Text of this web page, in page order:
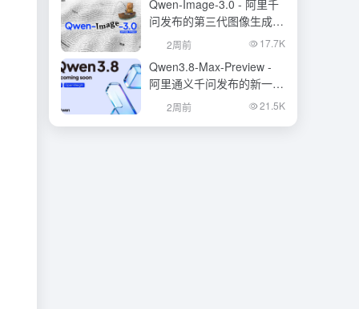
Qwen-Image-3.0 - 阿里千
问发布的第三代图像生成基
础模型
2周前 17.7K
Qwen3.8-Max-Preview -
阿里通义千问发布的新一代
旗舰大模型
2周前 21.5K